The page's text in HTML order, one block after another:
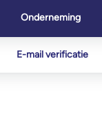
Onderneming
E-mail verificatie